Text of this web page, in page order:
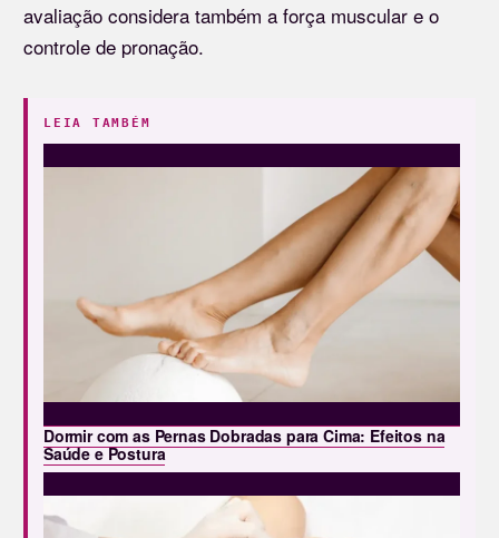
avaliação considera também a força muscular e o
controle de pronação.
LEIA TAMBÉM
Dormir com as Pernas Dobradas para Cima: Efeitos na
Saúde e Postura